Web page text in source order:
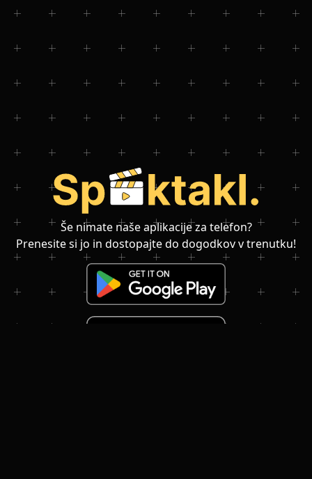
Še nimate naše aplikacije za telefon?
Prenesite si jo in dostopajte do dogodkov v trenutku!